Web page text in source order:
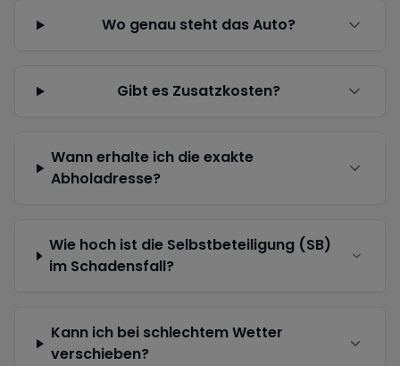
Wo genau steht das Auto?
Gibt es Zusatzkosten?
Wann erhalte ich die exakte
Abholadresse?
Wie hoch ist die Selbstbeteiligung (SB)
im Schadensfall?
Kann ich bei schlechtem Wetter
verschieben?